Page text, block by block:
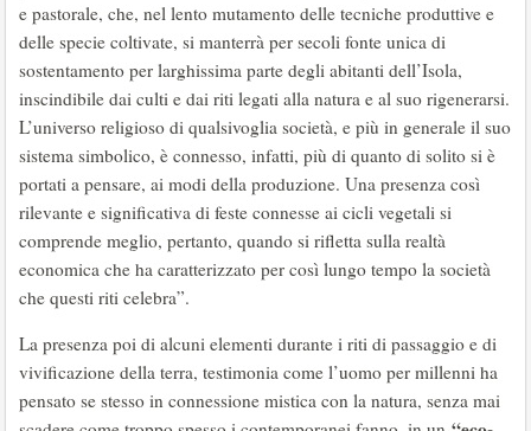
e pastorale, che, nel lento mutamento delle tecniche produttive e
delle specie coltivate, si manterrà per secoli fonte unica di
sostentamento per larghissima parte degli abitanti dell’Isola,
inscindibile dai culti e dai riti legati alla natura e al suo rigenerarsi.
L’universo religioso di qualsivoglia società, e più in generale il suo
sistema simbolico, è connesso, infatti, più di quanto di solito si è
portati a pensare, ai modi della produzione. Una presenza così
rilevante e significativa di feste connesse ai cicli vegetali si
comprende meglio, pertanto, quando si rifletta sulla realtà
economica che ha caratterizzato per così lungo tempo la società
che questi riti celebra”.
La presenza poi di alcuni elementi durante i riti di passaggio e di
vivificazione della terra, testimonia come l’uomo per millenni ha
pensato se stesso in connessione mistica con la natura, senza mai